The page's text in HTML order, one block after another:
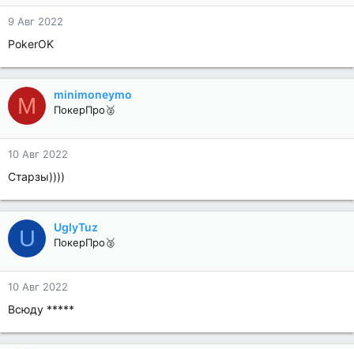
9 Авг 2022
PokerOK
M minimoneymo
ПокерПро🥈
10 Авг 2022
Старзы))))
U UglyTuz
ПокерПро🥈
10 Авг 2022
Всюду *****